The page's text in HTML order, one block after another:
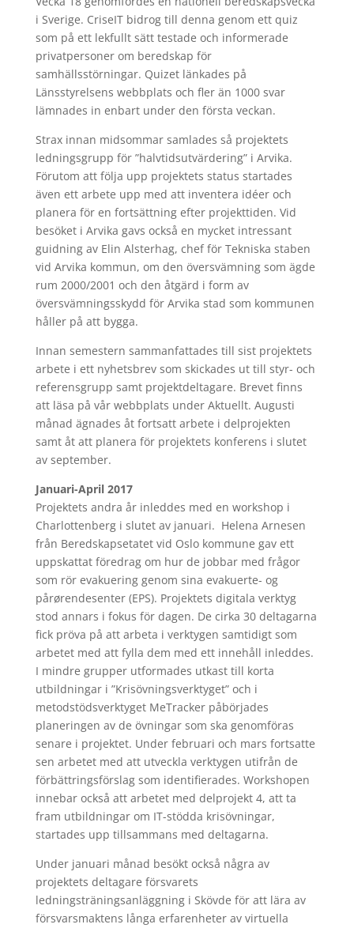
i Sverige. CriseIT bidrog till denna genom ett quiz
som på ett lekfullt sätt testade och informerade
privatpersoner om beredskap för
samhällsstörningar. Quizet länkades på
Länsstyrelsens webbplats och fler än 1000 svar
lämnades in enbart under den första veckan.
Strax innan midsommar samlades så projektets
ledningsgrupp för ”halvtidsutvärdering” i Arvika.
Förutom att följa upp projektets status startades
även ett arbete upp med att inventera idéer och
planera för en fortsättning efter projekttiden. Vid
besöket i Arvika gavs också en mycket intressant
guidning av Elin Alsterhag, chef för Tekniska staben
vid Arvika kommun, om den översvämning som ägde
rum 2000/2001 och den åtgärd i form av
översvämningsskydd för Arvika stad som kommunen
håller på att bygga.
Innan semestern sammanfattades till sist projektets
arbete i ett nyhetsbrev som skickades ut till styr- och
referensgrupp samt projektdeltagare. Brevet finns
att läsa på vår webbplats under Aktuellt. Augusti
månad ägnades åt fortsatt arbete i delprojekten
samt åt att planera för projektets konferens i slutet
av september.
Januari-April 2017
Projektets andra år inleddes med en workshop i
Charlottenberg i slutet av januari. Helena Arnesen
från Beredskapsetatet vid Oslo kommune gav ett
uppskattat föredrag om hur de jobbar med frågor
som rör evakuering genom sina evakuerte- og
pårørendesenter (EPS). Projektets digitala verktyg
stod annars i fokus för dagen. De cirka 30 deltagarna
fick pröva på att arbeta i verktygen samtidigt som
arbetet med att fylla dem med ett innehåll inleddes.
I mindre grupper utformades utkast till korta
utbildningar i ”Krisövningsverktyget” och i
metodstödsverktyget MeTracker påbörjades
planeringen av de övningar som ska genomföras
senare i projektet. Under februari och mars fortsatte
sen arbetet med att utveckla verktygen utifrån de
förbättringsförslag som identifierades. Workshopen
innebar också att arbetet med delprojekt 4, att ta
fram utbildningar om IT-stödda krisövningar,
startades upp tillsammans med deltagarna.
Under januari månad besökt också några av
projektets deltagare försvarets
ledningsträningsanläggning i Skövde för att lära av
försvarsmaktens långa erfarenheter av virtuella